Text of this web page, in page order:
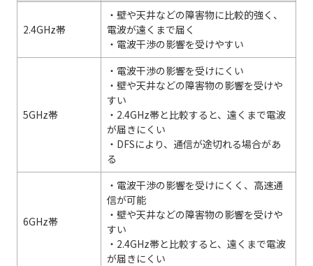
2.4GHz帯
・壁や天井などの障害物に比較的強く、
電波が遠くまで届く
・電波干渉の影響を受けやすい
5GHz帯
・電波干渉の影響を受けにくい
・壁や天井などの障害物の影響を受けや
すい
・2.4GHz帯と比較すると、遠くまで電波
が届きにくい
・DFSにより、通信が途切れる場合があ
る
6GHz帯
・電波干渉の影響を受けにくく、高速通
信が可能
・壁や天井などの障害物の影響を受けや
すい
・2.4GHz帯と比較すると、遠くまで電波
が届きにくい